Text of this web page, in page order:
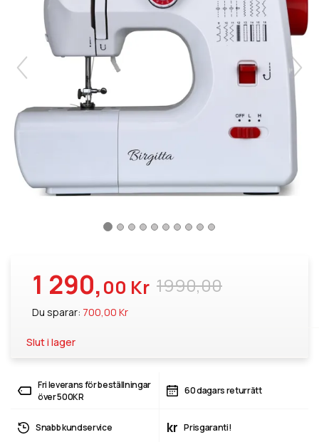
1990,00
1 290,00 Kr
Du sparar: 700,00 Kr
Slut i lager
Fri leverans för beställningar
över 500KR
60 dagars returrätt
Snabb kundservice kr Prisgaranti!